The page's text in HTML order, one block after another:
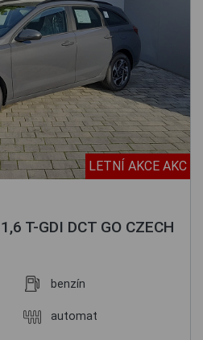
LETNÍ AKCE AKC
T-GDI DCT GO CZECH
benzín
automat